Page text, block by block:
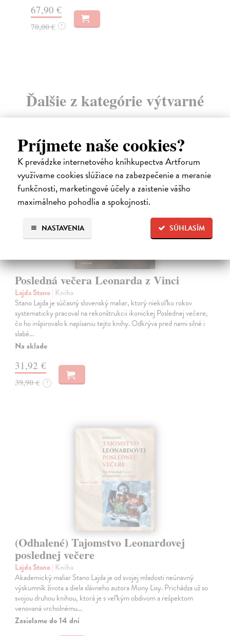
Príjmete naše cookies?
K prevádzke internetového kníhkupectva Artforum
využívame cookies slúžiace na zabezpečenie a meranie
funkčnosti, marketingové účely a zaistenie vášho
maximálneho pohodlia a spokojnosti.
SÚHLASÍM
NASTAVENIA
67,90 €
70,00 € ?
Ďalšie z kategórie výtvarné
umenie
na sklade
Posledná večera Leonarda z Vinci
Lajda Stano| Kniha
Stano Lajda je súčasný slovenský maliar, ktorý niekoľko rokov
systematicky pracoval na rekonštrukcii ikonickej Poslednej večere,
čo ho inšpirovalo k napísaniu tejto knihy. Odkrýva pred nami silné i
slabé…
Na sklade
31,92 €
39,90 € ?
(Odhalené) Tajomstvo Leonardovej
poslednej večere
Lajda Stano| Kniha
Akademický maliar Stano Lajda je od svojej mladosti neúnavný
výskumník života a diela slávneho autora Mony Lisy. Prichádza už so
svojou druhou knihou, ktorá je s veľkým obdivom a rešpektom
venovaná vrcholnému…
Zasielame do 14 dní